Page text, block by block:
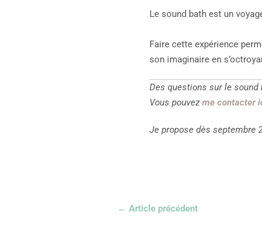
Le sound bath est un
Faire cette expérience
son imaginaire en
Des questions sur le sound
Vous pouvez me contacter
Je propose dès septembre
← Article précédent